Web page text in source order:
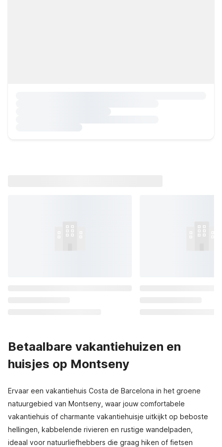
Betaalbare vakantiehuizen en
huisjes op Montseny
Ervaar een vakantiehuis Costa de Barcelona in het groene
natuurgebied van Montseny, waar jouw comfortabele
vakantiehuis of charmante vakantiehuisje uitkijkt op beboste
hellingen, kabbelende rivieren en rustige wandelpaden,
ideaal voor natuurliefhebbers die graag hiken of fietsen